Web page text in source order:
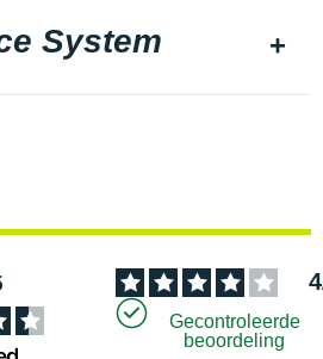
System
4
Gecontroleerde
beoordeling